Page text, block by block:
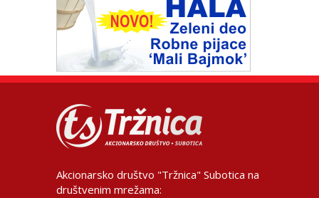
Akcionarsko društvo "Tržnica" Subotica na
društvenim mrežama: